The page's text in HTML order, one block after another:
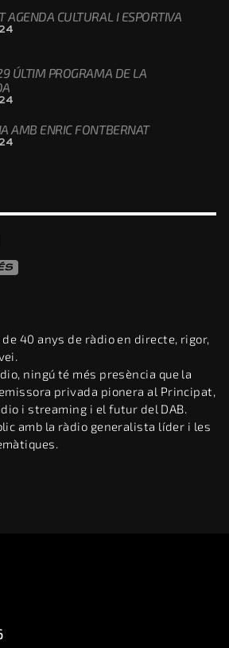
AGENDA CULTURAL I ESPORTIVA
ÚLTIM PROGRAMA DE LA
AMB ENRIC FONTBERNAT
de 40 anys de ràdio en directe, rigor,
ningú té més presència que la
privada pionera al Principat,
i streaming i el futur del DAB.
amb la ràdio generalista líder i les